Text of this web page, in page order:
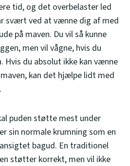
tid, og det overbelaster led
svært ved at vænne dig af med
på maven. Du vil så kunne
men vil vågne, hvis du
Hvis du absolut ikke kan vænne
kan det hjælpe lidt med
puden støtte mest under
sin normale krumning som en
bagud. En traditionel
støtter korrekt, men vil ikke